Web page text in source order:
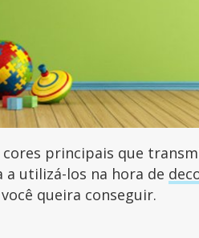
principais que
a utilizá-los na hora de
queira conseguir.